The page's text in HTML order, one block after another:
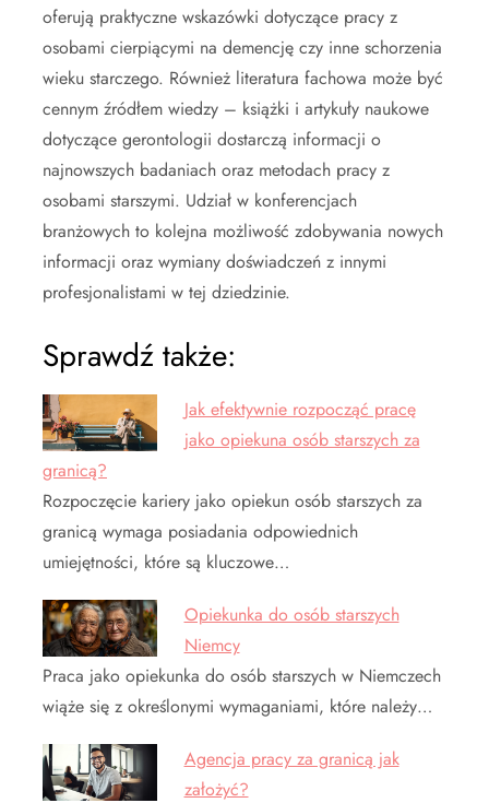
oferują praktyczne wskazówki dotyczące pracy z
osobami cierpiącymi na demencję czy inne schorzenia
wieku starczego. Również literatura fachowa może być
cennym źródłem wiedzy – książki i artykuły naukowe
dotyczące gerontologii dostarczą informacji o
najnowszych badaniach oraz metodach pracy z
osobami starszymi. Udział w konferencjach
branżowych to kolejna możliwość zdobywania nowych
informacji oraz wymiany doświadczeń z innymi
profesjonalistami w tej dziedzinie.
Sprawdź także:
Jak efektywnie rozpocząć pracę
jako opiekuna osób starszych za
granicą?
Rozpoczęcie kariery jako opiekun osób starszych za
granicą wymaga posiadania odpowiednich
umiejętności, które są kluczowe…
Opiekunka do osób starszych
Niemcy
Praca jako opiekunka do osób starszych w Niemczech
wiąże się z określonymi wymaganiami, które należy…
Agencja pracy za granicą jak
założyć?